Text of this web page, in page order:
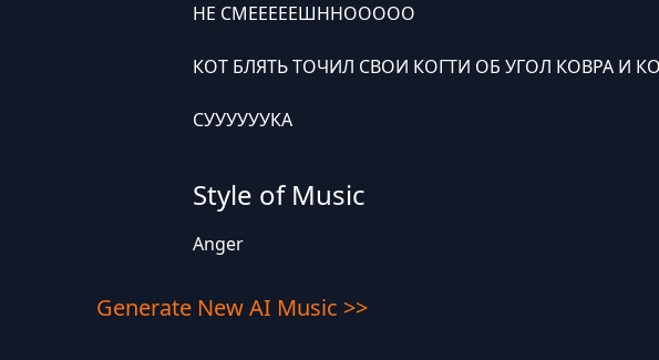
НЕ СМЕЕЕЕЕШННООООО
КОТ БЛЯТЬ ТОЧИЛ СВОИ КОГТИ ОБ УГОЛ КОВРА И
СУУУУУУКА
Style of Music
Anger
Generate New AI Music >>